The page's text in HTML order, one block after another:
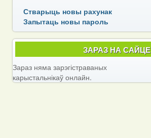
Стварыць новы рахунак
Запытаць новы пароль
ЗАРАЗ НА САЙЦЕ
Зараз няма зарэгістраваных
карыстальнікаў онлайн.